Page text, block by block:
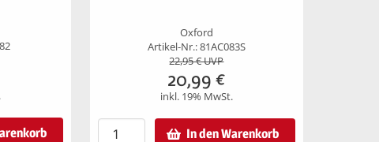
Oxford
Artikel-Nr.: 81AC083S
22,95€ UVP
20,99 €
inkl. 19% MwSt.
In den Warenkorb